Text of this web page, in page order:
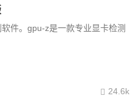
件。gpu-z是一款专业显卡检测
24.6k